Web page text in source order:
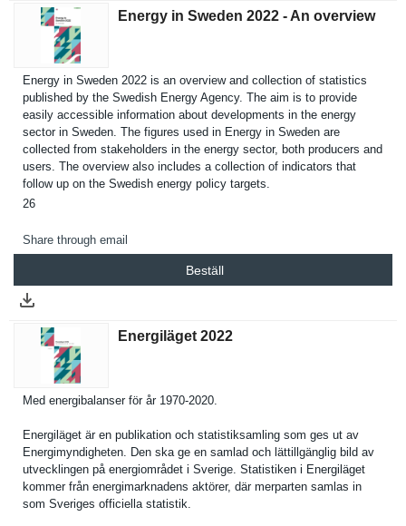
Energy in Sweden 2022 - An overview
Energy in Sweden 2022 is an overview and collection of statistics
published by the Swedish Energy Agency. The aim is to provide
easily accessible informatio­n about developmen­ts in the energy
sector in Sweden. The figures used in Energy in Sweden are
collected from stakeholde­rs in the energy sector, both producers and
users. The overview also includes a collection of indicators that
follow up on the Swedish energy policy targets.
26
Share through email
Beställ
Energiläget 2022
Med energibala­nser för år 1970-2020.
Energiläge­t är en publikatio­n och statistiks­amling som ges ut av
Energimynd­igheten. Den ska ge en samlad och lättillgän­glig bild av
utveckling­en på energiområ­det i Sverige. Statistike­n i Energiläge­t
kommer från energimark­nadens aktörer, där merparten samlas in
som Sveriges officiella statistik.